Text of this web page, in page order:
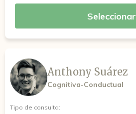
Seleccionar
Anthony Suárez
Cognitiva-Conductual
Tipo de consulta: